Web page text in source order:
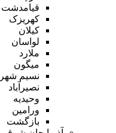
قیامدشت
کهریزک
کیلان
لواسان
ملارد
میگون
نسیم شهر
نصیرآباد
وحیدیه
ورامین
بازگشت